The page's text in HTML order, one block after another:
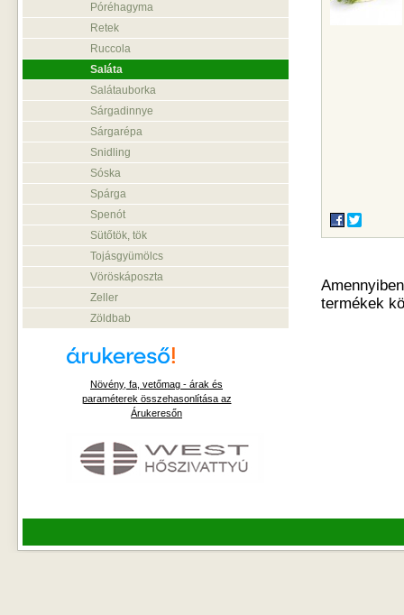
termékek
Póréhagyma
Retek
Ruccola
Saláta
Salátauborka
Sárgadinnye
Sárgarépa
Snidling
Sóska
Spárga
Spenót
Sütőtök, tök
Tojásgyümölcs
Vöröskáposzta
Zeller
Zöldbab
Növény, fa, vetőmag - árak és
paraméterek összehasonlítása az
Árukeresőn